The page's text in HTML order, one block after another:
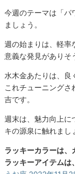
今週のテーマは「パ
ましょう。
週の始まりは、軽率
意義な発見がありそ
水木金あたりは、良
これチューニングさ
吉です。
週末は、魅力向上に
キの源泉に触れまし
ラッキーカラーは、
ラッキーアイテムは